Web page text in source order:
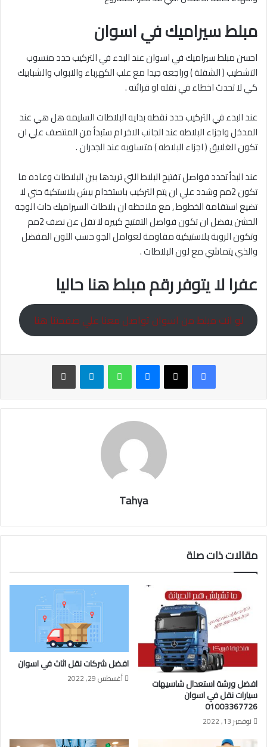
مبلط سيراميك في اسوان
احسن مبلط سيراميك في اسوان عند البدء في التركيب حدد منسوب
التشطيب ( الشقلة ) وراجعه جيدا مع علب الكهرباء والابواب والشبابيك
كي لا تحدث اخطاء في نقله او قرائته .
عند البدء في التركيب حدد نقطه بدايه البلاطات السليمه هل هي عند
المدخل واجزاء البلاطه عند الجانب الاخر ام ستبدأ من المنتصف علي ان
تكون الغلايق ( اجزاء البلاطه ) متساويه عند الجدران .
عند البدأ تحدد فواصل تفتيح البلاط التي تريدها بين البلاطات وعاده ما
تكون 2مم وشدد علي ان يتم التركيب باستخدام بيش بلاستكية حتي لا
تضيع استقامة الخطوط , مع ملاحظه ان بلاطات السيراميك ذات الوجه
الخشن يفضل ان تكون فواصل التفتيح كبيره لا تقل عن نصف 2مم
وتكون الروبة بلاستيكية مقاومة لعوامل الجو حسب اللون المفضل
والذي يتماشي مع لون البلاطات .
عفرا لا يتوفر رقم مبلط هنا حاليا
لو انت مبلط من اسوان تواصل معنا علي صفحتنا هنا
ماسنجر واتساب تيلقرام طباعة
Tahya
مقالات ذات صلة
افضل ورشة استعدال شاسيهات
سيارات نقل في اسوان
01003367726
نوفمبر 13, 2022
افضل شركات نقل اثاث في اسوان
أغسطس 29, 2022